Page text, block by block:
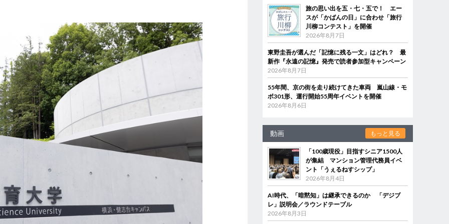
旅の思い出を五・七・五で！ エー
スが「かばんの日」に合わせ「旅行
川柳コンテスト」を開催
2026年8月7日
東野圭吾が選んだ「記憶に残る一文」はどれ？ 最
新作『永遠の記憶』発売で読者参加型キャンペーン
2026年8月7日
55年間、京の街を走り続けてきた車両 嵐山線・モ
ボ301形、運行開始55周年イベントを開催
2026年8月6日
動画 もっと見る
「100歳現役」目指すシニア1500人
が集結 マンション管理代務員イベ
ント「うぇるねすシップ」
2026年8月4日
AI時代、「暗黙知」は継承できるのか 「デジブ
レ」説明会／ラウンドテーブル
2026年8月3日